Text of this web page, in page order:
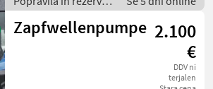
deli / Drugi popravila
in rezervni deli
Zapfwellenpumpe 2.100
€
DDV ni
terjalen